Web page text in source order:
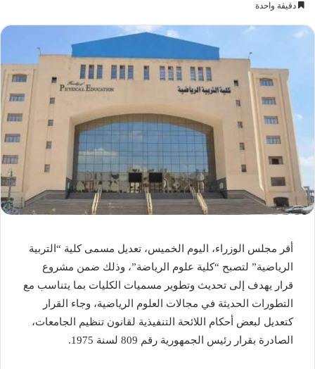
دقيقة واحدة
أقر مجلس الوزراء، اليوم الخميس، تعديل مسمى كلية “التربية
الرياضية” لتصبح “كلية علوم الرياضة”، وذلك ضمن مشروع
قرار يهدف إلى تحديث وتطوير مسميات الكليات بما يتناسب مع
التطورات الحديثة في مجالات العلوم الرياضية، وجاء القرار
كتعديل لبعض أحكام اللائحة التنفيذية لقانون تنظيم الجامعات،
الصادرة بقرار رئيس الجمهورية رقم 809 لسنة 1975.